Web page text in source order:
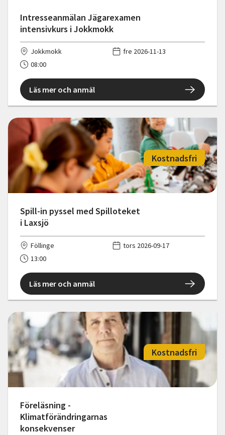
Intresseanmälan Jägarexamen
intensivkurs i Jokkmokk
Jokkmokk
fre 2026-11-13
08:00
Läs mer och anmäl
Spill-in pyssel med Spilloteket
i Laxsjö
Kostnadsfri
Föllinge
tors 2026-09-17
13:00
Läs mer och anmäl
Föreläsning -
Klimatförändringarnas
konsekvenser
Kostnadsfri